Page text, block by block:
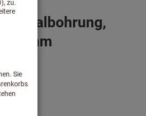
: 6mm